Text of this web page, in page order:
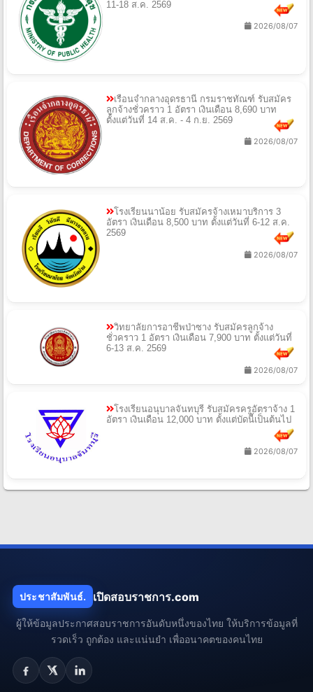
11-18 ส.ค. 2569
2026/08/07
เรือนจำกลางอุดรธานี กรมราชทัณฑ์ รับสมัคร
ลูกจ้างชั่วคราว 1 อัตรา เงินเดือน 8,690 บาท
ตั้งแต่วันที่ 14 ส.ค. - 4 ก.ย. 2569
2026/08/07
โรงเรียนนาน้อย รับสมัครจ้างเหมาบริการ 3
อัตรา เงินเดือน 8,500 บาท ตั้งแต่วันที่ 6-12 ส.ค.
2569
2026/08/07
วิทยาลัยการอาชีพป่าซาง รับสมัครลูกจ้าง
ชั่วคราว 1 อัตรา เงินเดือน 7,900 บาท ตั้งแต่วันที่
6-13 ส.ค. 2569
2026/08/07
โรงเรียนอนุบาลจันทบุรี รับสมัครครูอัตราจ้าง 1
อัตรา เงินเดือน 12,000 บาท ตั้งแต่บัดนี้เป็นต้นไป
2026/08/07
ประชาสัมพันธ์. เปิดสอบราชการ.com
ผู้ให้ข้อมูลประกาศสอบราชการอันดับหนึ่งของไทย ให้บริการข้อมูลที่
รวดเร็ว ถูกต้อง และแน่นยำ เพื่ออนาคตของคนไทย